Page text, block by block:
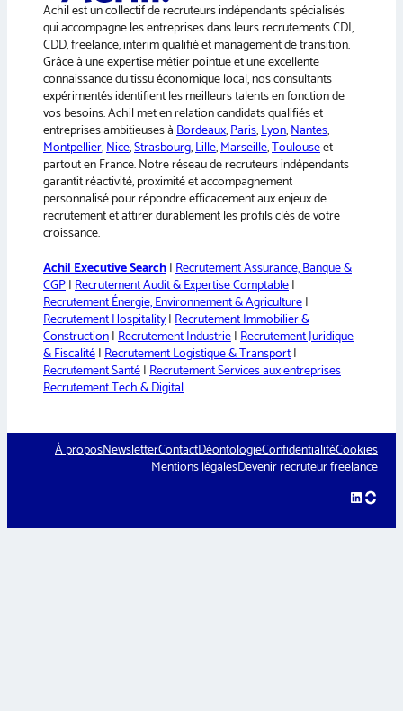
Achil est un collectif de recruteurs indépendants spécialisés
qui accompagne les entreprises dans leurs recrutements CDI,
CDD, freelance, intérim qualifié et management de transition.
Grâce à une expertise métier pointue et une excellente
connaissance du tissu économique local, nos consultants
expérimentés identifient les meilleurs talents en fonction de
vos besoins. Achil met en relation candidats qualifiés et
entreprises ambitieuses àBordeaux,Paris,Lyon,Nantes,
Montpellier,Nice,Strasbourg,Lille,Marseille,Toulouseet
partout en France. Notre réseau de recruteurs indépendants
garantit réactivité, proximité et accompagnement
personnalisé pour répondre efficacement aux enjeux de
recrutement et attirer durablement les profils clés de votre
croissance.
Achil Executive Search|Recrutement Assurance, Banque &
CGP|Recrutement Audit & Expertise Comptable|
Recrutement Énergie, Environnement & Agriculture|
Recrutement Hospitality|Recrutement Immobilier &
Construction|Recrutement Industrie|Recrutement Juridique
& Fiscalité|Recrutement Logistique & Transport|
Recrutement Santé|Recrutement Services aux entreprises
Recrutement Tech & Digital
À proposNewsletterContactDéontologieConfidentialitéCookies
Mentions légalesDevenir recruteur freelance
LinkedIn